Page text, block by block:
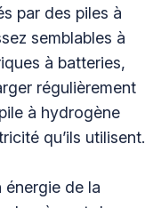
par des piles à
semblables à
à batteries,
régulièrement
à hydrogène
qu’ils utilisent.
énergie de la